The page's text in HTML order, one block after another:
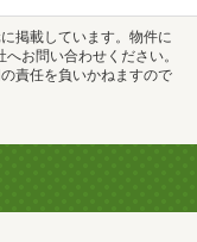
掲載しています。物件に
お問い合わせください。
責任を負いかねますので